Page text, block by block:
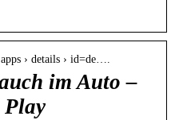
› details › id=de….
im Auto –
Play